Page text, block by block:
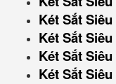
Két Sắt
Két Sắt
Két Sắt
Két Sắt